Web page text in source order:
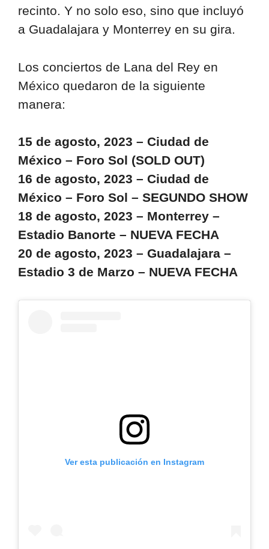
recinto. Y no solo eso, sino que incluyó
a Guadalajara y Monterrey en su gira.
Los conciertos de Lana del Rey en
México quedaron de la siguiente
manera:
15 de agosto, 2023 – Ciudad de
México – Foro Sol (SOLD OUT)
16 de agosto, 2023 – Ciudad de
México – Foro Sol – SEGUNDO SHOW
18 de agosto, 2023 – Monterrey –
Estadio Banorte – NUEVA FECHA
20 de agosto, 2023 – Guadalajara –
Estadio 3 de Marzo – NUEVA FECHA
Ver esta publicación en Instagram